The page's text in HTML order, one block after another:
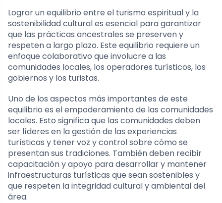
Lograr un equilibrio entre el turismo espiritual y la
sostenibilidad cultural es esencial para garantizar
que las prácticas ancestrales se preserven y
respeten a largo plazo. Este equilibrio requiere un
enfoque colaborativo que involucre a las
comunidades locales, los operadores turísticos, los
gobiernos y los turistas.
Uno de los aspectos más importantes de este
equilibrio es el empoderamiento de las comunidades
locales. Esto significa que las comunidades deben
ser líderes en la gestión de las experiencias
turísticas y tener voz y control sobre cómo se
presentan sus tradiciones. También deben recibir
capacitación y apoyo para desarrollar y mantener
infraestructuras turísticas que sean sostenibles y
que respeten la integridad cultural y ambiental del
área.